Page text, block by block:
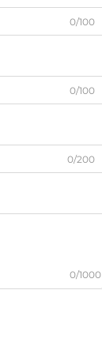
0/100
0/100
0/200
0/1000